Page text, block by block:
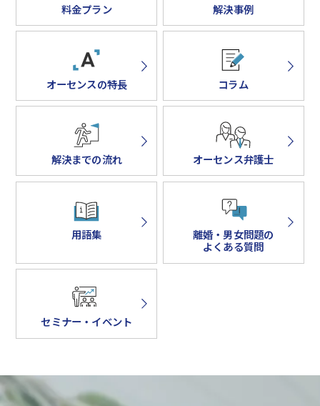
料金プラン 解決事例
オーセンスの特長 コラム
解決までの流れ オーセンス弁護士
用語集
離婚・男女問題の
よくある質問
セミナー・イベント